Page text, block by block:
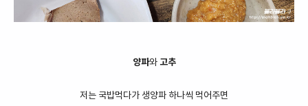
양파와 고추
저는 국밥먹다가 생양파 하나씩 먹어주면